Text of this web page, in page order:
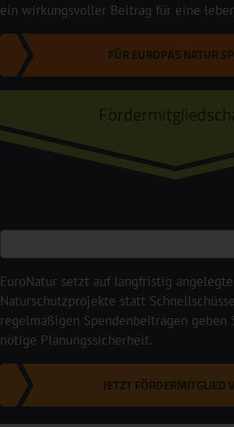
ein wirkungsvoller Beitrag für eine
FÜR EUROPAS NATUR
EuroNatur setzt auf langfristig angelegte
Naturschutzprojekte statt
regelmäßigen Spendenbeiträgen geben
nötige Planungssicherheit.
JETZT FÖRDERMITGLIED